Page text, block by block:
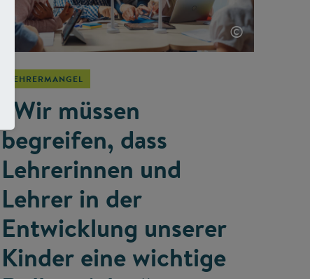
©
LEHRERMANGEL
„Wir müssen
begreifen, dass
Lehrerinnen und
Lehrer in der
Entwicklung unserer
Kinder eine wichtige